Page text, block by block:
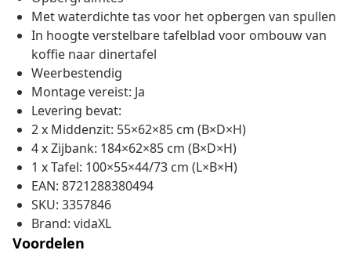
Met waterdichte tas voor het opbergen van spullen
In hoogte verstelbare tafelblad voor ombouw van
koffie naar dinertafel
Weerbestendig
Montage vereist: Ja
Levering bevat:
2 x Middenzit: 55×62×85 cm (B×D×H)
4 x Zijbank: 184×62×85 cm (B×D×H)
1 x Tafel: 100×55×44/73 cm (L×B×H)
EAN: 8721288380494
SKU: 3357846
Brand: vidaXL
Voordelen